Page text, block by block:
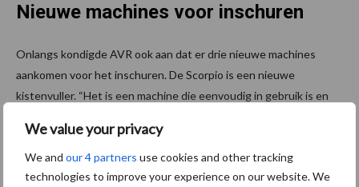
We value your privacy
We and our 4 partners use cookies and other tracking
technologies to improve your experience on our website. We
Nieuwe machines voor inschuren
Onlangs kondigde AVR ook aan dat er drie nieuwe machines
aankomen voor het inschuren. De Scorpio is een nieuwe
kistenvuller. “Het is een machine die eenvoudig in gebruik is en
niet al te complex zijn, geen overbodige parameters hebben en
gemakkelijk te herstellen zijn”, aldus De Ruyck. “Deze kistenvuller
is bijvoorbeeld volledig elektrisch aangedreven. Deze machine